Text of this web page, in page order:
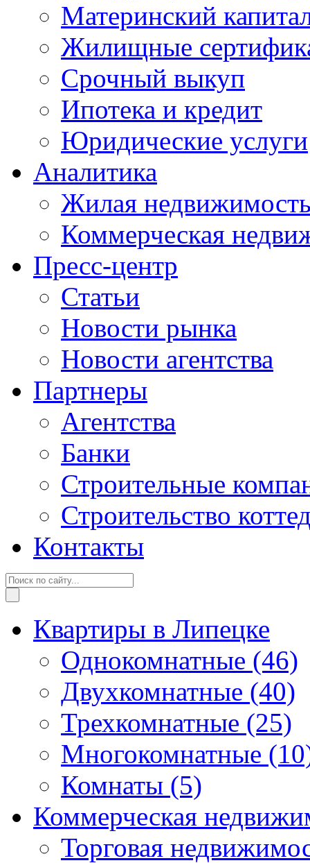
Материнский
Жилищные
Срочный выкуп
Ипотека и кредит
Юридические услуги
Аналитика
Жилая
Коммерческая
Пресс-центр
Статьи
Новости рынка
Новости агентства
Партнеры
Агентства
Банки
Строительные
Строительство
Контакты
Квартиры в Липецке
Однокомнатные (46)
Двухкомнатные (40)
Трехкомнатные (25)
Многокомнатные
Комнаты (5)
Коммерческая
Торговая